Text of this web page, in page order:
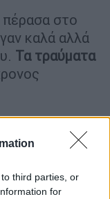
third parties, or
for
στο
καλά αλλά
Τα τραύματα